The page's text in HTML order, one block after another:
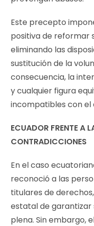
Este precepto
positiva de reformar
eliminando las
sustitución de la
consecuencia, la
y cualquier figura
incompatibles con el
ECUADOR FRENTE A
CONTRADICCIONES
En el caso
reconoció a las
titulares de
estatal de garantizar
plena. Sin embargo,